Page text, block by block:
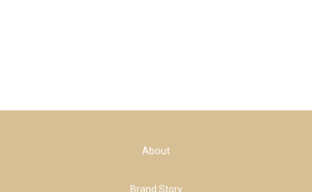
About
Brand Story